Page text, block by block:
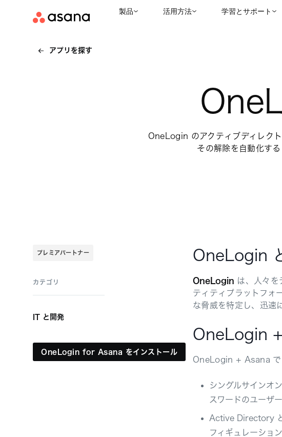
製品 活用方法 学習とサポート
アプリを探す
OneLogin のアクティブディレク
その解除を自動化す
プレミアパートナー
カテゴリ
IT と開発
OneLogin for Asana をインストール
OneLogin
OneLogin は、人々を
ティティプラットフォ
な脅威を特定し、迅速
OneLogin
OneLogin + Asana で
シングルサインオ
スワードのユーザ
Active Directory
フィギュレーショ